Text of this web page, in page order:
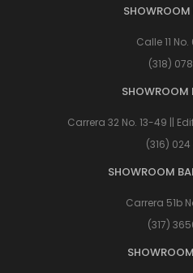
Calle 11
(318)
SHOWROOM
Carrera 32 No. 13-49 ||
(316)
SHOWROOM
Carrera 51b
(317)